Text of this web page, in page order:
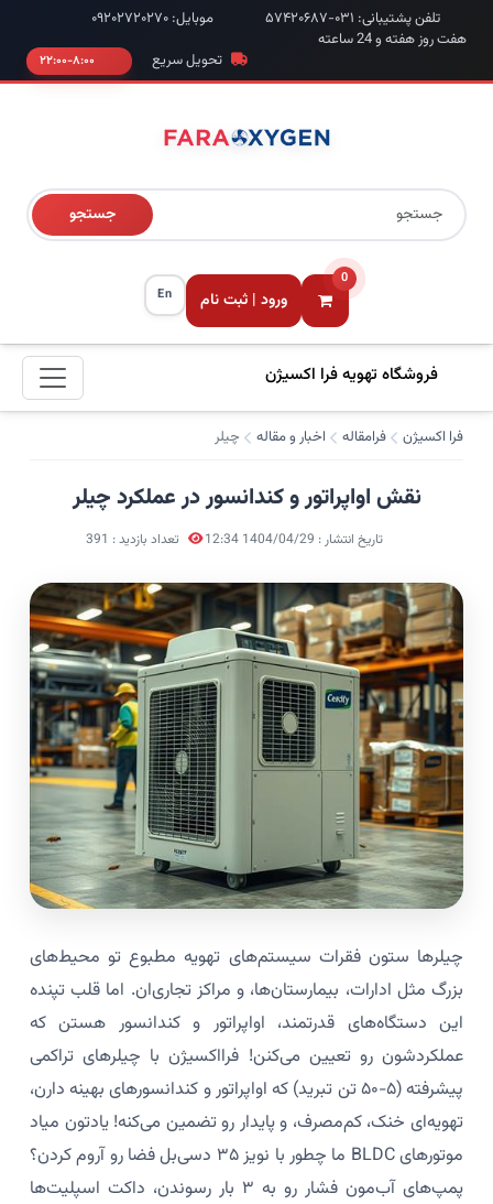
تلفن پشتیبانی: ۰۳۱-۵۷۴۲۰۶۸۷
موبایل: ۰۹۲۰۲۷۲۰۲۷۰
هفت روز هفته و 24 ساعته
تحویل سریع
جستجو
0
ورود | ثبت نام En
فروشگاه تهویه فرا اکسیژن
فرا اکسیژن فرامقاله اخبار و مقاله چیلر
نقش اواپراتور و کندانسور در عملکرد چیلر
تاریخ انتشار : 1404/04/29 12:34 تعداد بازدید : 391
چیلرها ستون فقرات سیستم‌های تهویه مطبوع تو محیط‌های
بزرگ مثل ادارات، بیمارستان‌ها، و مراکز تجاری‌ان. اما قلب تپنده
این دستگاه‌های قدرتمند، اواپراتور و کندانسور هستن که
عملکردشون رو تعیین می‌کنن! فرااکسیژن با چیلرهای تراکمی
پیشرفته (۵-۵۰ تن تبرید) که اواپراتور و کندانسورهای بهینه دارن،
تهویه‌ای خنک، کم‌مصرف، و پایدار رو تضمین می‌کنه! یادتون میاد
موتورهای BLDC ما چطور با نویز ۳۵ دسی‌بل فضا رو آروم کردن؟
پمپ‌های آب‌مون فشار رو به ۳ بار رسوندن، داکت اسپلیت‌ها